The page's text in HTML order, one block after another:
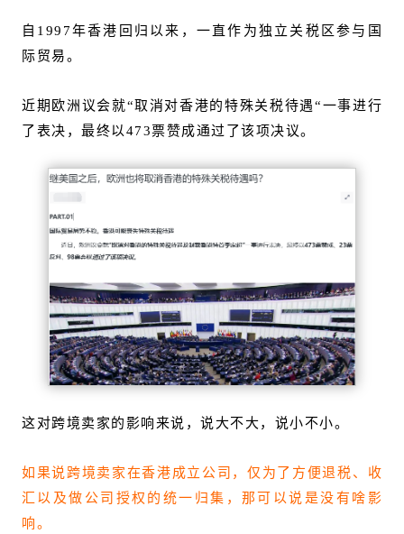
自1997年香港回归以来，一直作为独立关税区参与国
际贸易。
近期欧洲议会就“取消对香港的特殊关税待遇“一事进行
了表决，最终以473票赞成通过了该项决议。
这对跨境卖家的影响来说，说大不大，说小不小。
如果说跨境卖家在香港成立公司，仅为了方便退税、收
汇以及做公司授权的统一归集，那可以说是没有啥影
响。